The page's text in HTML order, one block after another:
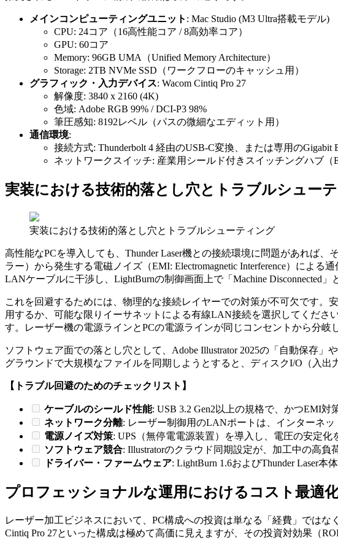
メインコンピューティングユニット : Mac Studio (M3 Ultra搭載モデル)
CPU: 24コア（16高性能コア / 8高効率コア）
GPU: 60コア
Memory: 96GB UMA（Unified Memory Architecture）
Storage: 2TB NVMe SSD（ワークフローのキャッシュ用）
グラフィック・入力デバイス: Wacom Cintiq Pro 27
解像度: 3840 x 2160 (4K)
色域: Adobe RGB 99% / DCI-P3 98%
筆圧感知: 8192レベル（パスの微細なエディット用）
通信環境:
接続方式: Thunderbolt 4 経由のUSB-C変換、または専用のGigabit
ネットワークスイッチ: 産業用シールド付きスイッチングハブ（
実装における技術的落とし穴とトラブルシュー
実装における技術的落とし穴とトラブルシューティング
高性能なPCを導入しても、Thunder Laser機との接続環境に問題があれば
ラー）から発生する電磁ノイズ（EMI: Electromagnetic Interference）によ
LANケーブルに干渉し、LightBurnの制御画面上で「Machine Disconnected
これを回避するためには、物理的な接続レイヤーでの対策が不可欠です
用するか、可能な限りイーサネットによる有線LAN接続を選択してくださ
す。レーザー機の電源ラインとPCの電源ラインが同じコンセントから分岐
ソフトウェア面での落とし穴として、Adobe Illustrator 2025の「自動保存
グラウンドで大規模なファイルを同期しようとすると、ディスクI/O（入
【トラブル回避のためのチェックリスト】
ケーブルのシールド性能: USB 3.2 Gen2以上の規格で、かつEMI対
ネットワーク分離: レーザー制御用のLANポートは、インターネ
電源ノイズ対策: UPS（無停電電源装置）を導入し、電圧の安定化
ソフトウェア競合: Illustratorのクラウド同期設定が、加工中の高負
ドライバー・ファームウェア: LightBurn 1.6およびThunder Laser
プロフェッショナルな運用におけるコスト最適
レーザー加工ビジネスにおいて、PC構成への投資は単なる「経費」では
Cintiq Pro 27といった構成は極めて高価に見えますが、その投資対効果（